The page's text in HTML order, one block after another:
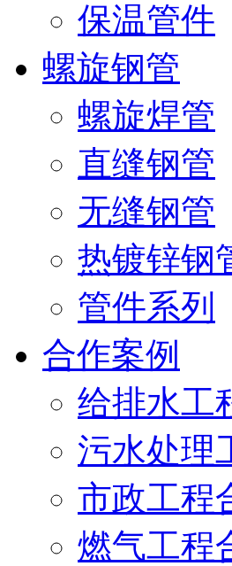
保温管件
螺旋钢管
螺旋焊管
直缝钢管
无缝钢管
热镀锌钢
管件系列
合作案例
给排水工
污水处理
市政工程
燃气工程